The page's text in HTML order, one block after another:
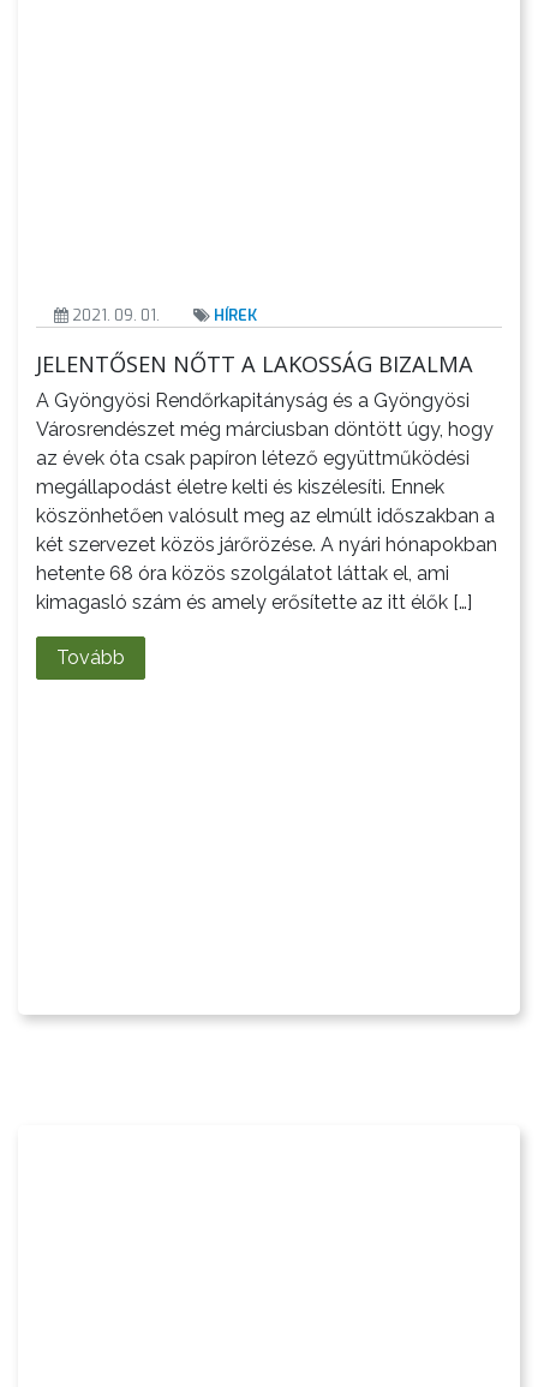
2021. 09. 01. HÍREK
JELENTŐSEN NŐTT A LAKOSSÁG BIZALMA
A Gyöngyösi Rendőrkapitányság és a Gyöngyösi
Városrendészet még márciusban döntött úgy, hogy
az évek óta csak papíron létező együttműködési
megállapodást életre kelti és kiszélesíti. Ennek
köszönhetően valósult meg az elmúlt időszakban a
két szervezet közös járőrözése. A nyári hónapokban
hetente 68 óra közös szolgálatot láttak el, ami
kimagasló szám és amely erősítette az itt élők […]
Tovább